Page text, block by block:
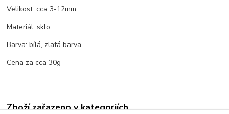
Velikost: cca 3-12mm
Materiál: sklo
Barva: bílá, zlatá barva
Cena za cca 30g
Zboží zařazeno v kategoriích